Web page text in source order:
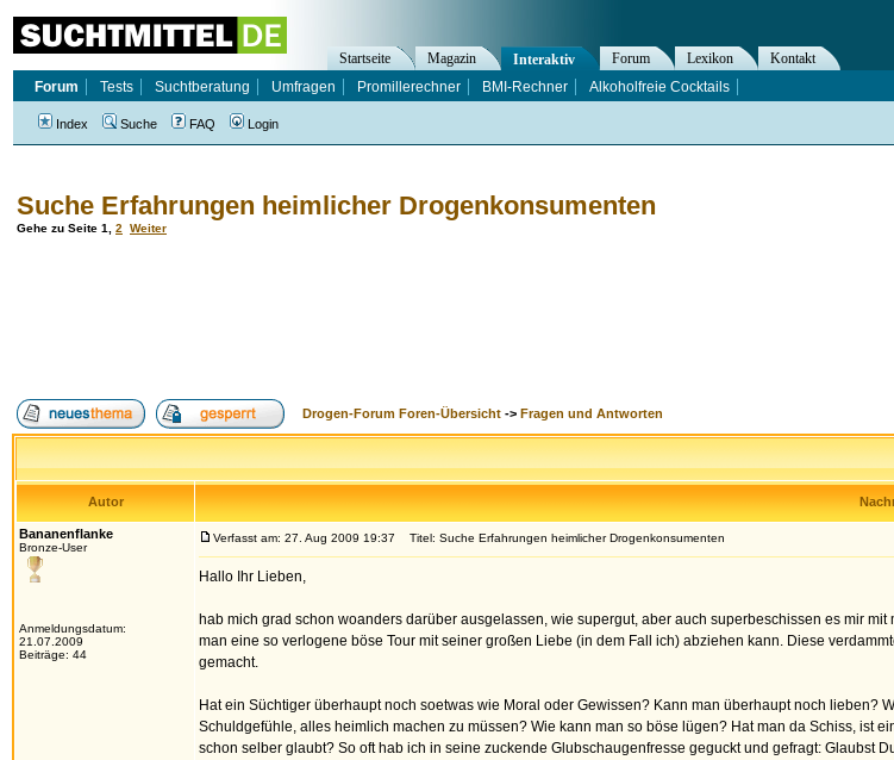
Suche Erfahrungen heimlicher Drogenkonsumenten
Gehe zu Seite 1 2 Weiter
Drogen-Forum Foren-Übersicht -> Fragen und Antworten
Autor
Bananenflanke
Bronze-User
Anmeldungsdatum:
21.07.2009
Beiträge: 44
Verfasst am: 27. Aug 2009 19:37 Titel: Suche Erfahrungen heimlicher Drogenkonsumenten
Hallo Ihr Lieben,
hab mich grad schon woanders darüber ausgelassen, wie supergut, aber auch superbeschissen es mir
man eine so verlogene böse Tour mit seiner großen Liebe (in dem Fall ich) abziehen kann. Diese
gemacht.
Hat ein Süchtiger überhaupt noch soetwas wie Moral oder Gewissen? Kann man überhaupt noch
Schuldgefühle, alles heimlich machen zu müssen? Wie kann man so böse lügen? Hat man da Schiss, ist
schon selber glaubt? So oft hab ich in seine zuckende Glubschaugenfresse geguckt und gefragt: Glaubst
Startseite Magazin Interaktiv Forum Lexikon
Kontakt
Forum
Tests Suchtberatung Umfragen Promillerechner BMI-Rechner Alkoholfreie Cocktails
Index Suche FAQ Login